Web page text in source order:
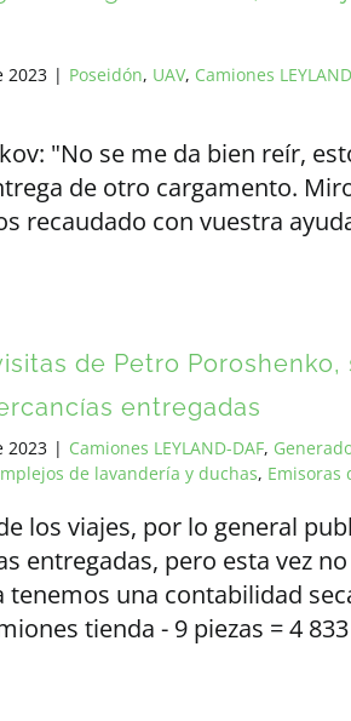
2023 | Poseidón, UAV, Camiones
"No se me da bien reír,
de otro cargamento.
recaudado con vuestra
de Petro
entregadas
2023 | Camiones LEYLAND-DAF,
de lavandería y duchas, Emisoras
los viajes, por lo general
entregadas, pero esta vez
tenemos una contabilidad
tienda - 9 piezas = 4